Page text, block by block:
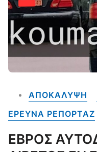
ΑΠΟΚΑΛΥΨΗ
ΕΡΕΥΝΑ ΡΕΠΟΡΤΑΖ
ΕΒΡΟΣ